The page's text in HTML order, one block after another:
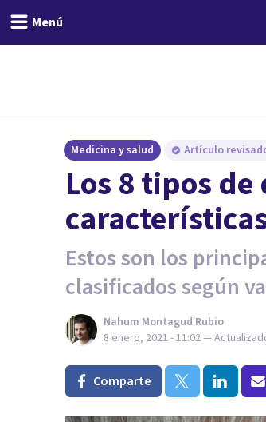
Menú
Medicina y salud Artículo
Los 8 tipos
Estos son los
clasificados según
Nahum Montagud Rubio
8 enero, 2021 - 11:02—
Comparte